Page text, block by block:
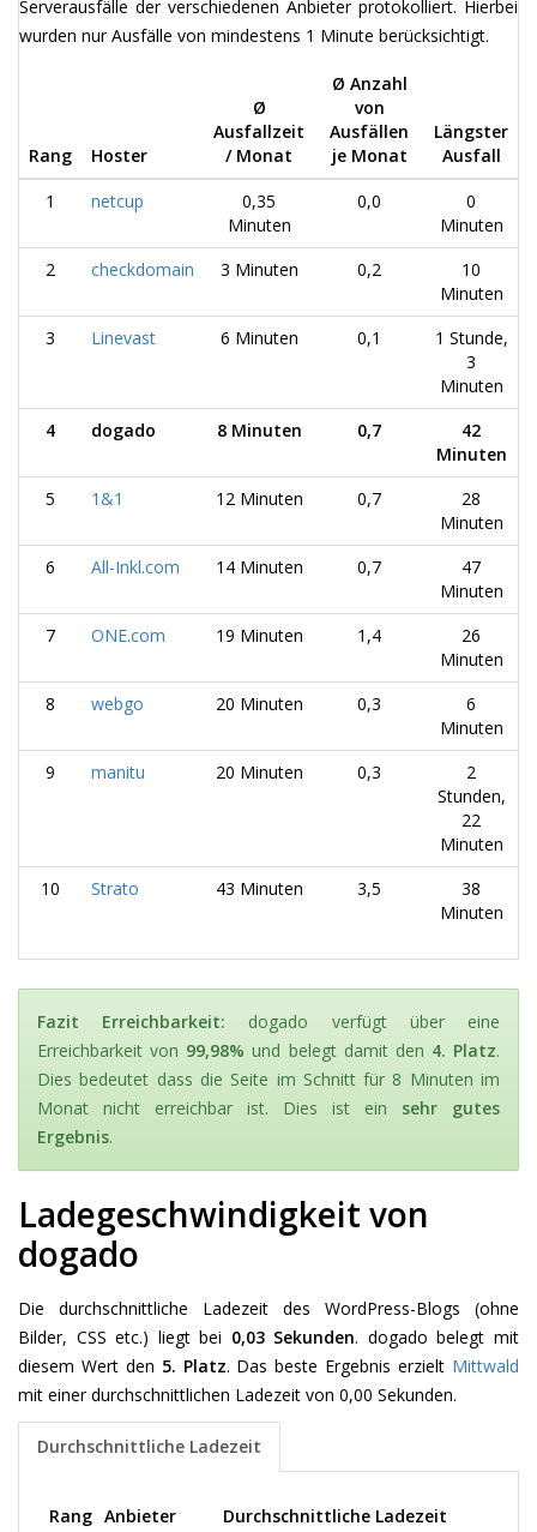
Serverausfälle der verschiedenen Anbieter protokolliert. Hierbei
wurden nur Ausfälle von mindestens 1 Minute berücksichtigt.
Rang Hoster
Ø
Ausfallzeit
/ Monat
Ø Anzahl
von
Ausfällen
je Monat
Längster
Ausfall
1
netcup
0,35
Minuten
0,0
0
Minuten
2
checkdomain 3 Minuten 0,2
10
Minuten
3
Linevast 6 Minuten 0,1
1 Stunde,
3
Minuten
4
dogado 8 Minuten 0,7
42
Minuten
5
1&1 12 Minuten 0,7
28
Minuten
6
All-Inkl.com 14 Minuten 0,7
47
Minuten
7
ONE.com 19 Minuten 1,4
26
Minuten
8
webgo 20 Minuten 0,3
6
Minuten
9
manitu 20 Minuten 0,3
2
Stunden,
22
Minuten
10
Strato 43 Minuten 3,5
38
Minuten
Fazit Erreichbarkeit: dogado verfügt über eine
Erreichbarkeit von 99,98% und belegt damit den 4. Platz.
Dies bedeutet dass die Seite im Schnitt für 8 Minuten im
Monat nicht erreichbar ist. Dies ist ein sehr gutes
Ergebnis.
Ladegeschwindigkeit von
dogado
Die durchschnittliche Ladezeit des WordPress-Blogs (ohne
Bilder, CSS etc.) liegt bei 0,03 Sekunden. dogado belegt mit
diesem Wert den 5. Platz. Das beste Ergebnis erzielt Mittwald
mit einer durchschnittlichen Ladezeit von 0,00 Sekunden.
Durchschnittliche Ladezeit
Rang Anbieter
Durchschnittliche Ladezeit